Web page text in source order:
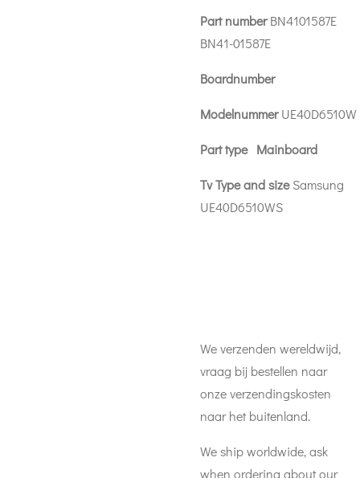
Part numberBN4101587E
BN41-01587E
Boardnumber
ModelnummerUE40D6510W
Part type Mainboard
Tv Type and sizeSamsung
UE40D6510WS
We verzenden wereldwijd,
vraag bij bestellen naar
onze verzendingskosten
naar het buitenland.
We ship worldwide, ask
when ordering about our